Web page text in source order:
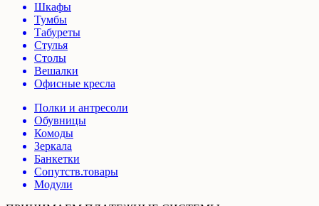
Шкафы
Тумбы
Табуреты
Стулья
Столы
Вешалки
Офисные кресла
Полки и антресоли
Обувницы
Комоды
Зеркала
Банкетки
Сопутств.товары
Модули